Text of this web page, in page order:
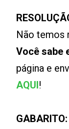
Não temos
Você sabe
página e
AQUI!
GABARITO: